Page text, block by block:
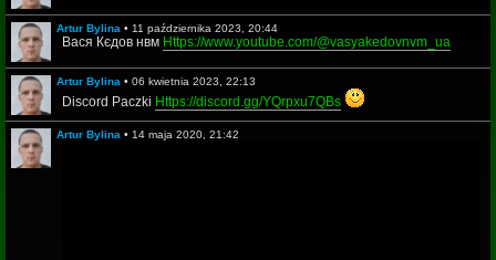
Artur Bylina • 11 października 2023, 20:44
Вася Кєдов нвм Https://www.youtube.com/@vasyakedovnvm_ua
Artur Bylina • 06 kwietnia 2023, 22:13
Discord Paczki Https://discord.gg/YQrpxu7QBs
Artur Bylina • 14 maja 2020, 21:42